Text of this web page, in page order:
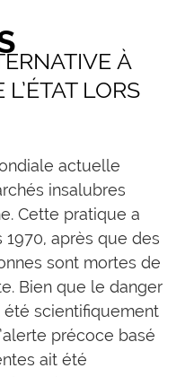
À
LORS
actuelle
insalubres
Cette pratique a
après que des
sont mortes de
Bien que le danger
été scientifiquement
précoce basé
ait été